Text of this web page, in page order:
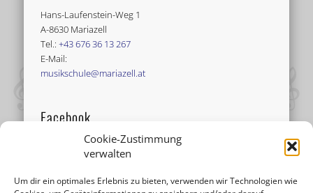
Cookie-Zustimmung
verwalten
Um dir ein optimales Erlebnis zu bieten, verwenden wir Technologien wie
Hans-Laufenstein-Weg 1
A-8630 Mariazell
Tel.:+43 676 36 13 267
E-Mail:
musikschule@mariazell.at
Facebook